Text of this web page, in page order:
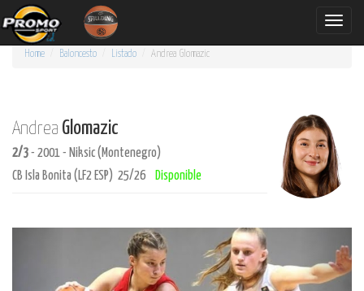
Toggle
Home Baloncesto Listado Andrea Glomazic
Andrea Glomazic
2/3 - 2001 - Niksic (Montenegro)
CB Isla Bonita (LF2 ESP) 25/26
Disponible